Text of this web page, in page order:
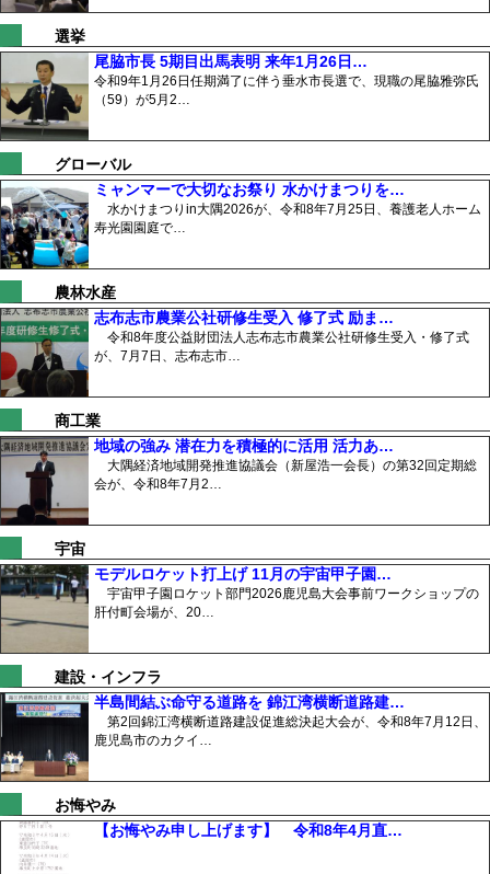
選挙
尾脇市長 5期目出馬表明 来年1月26日…
令和9年1月26日任期満了に伴う垂水市長選で、現職の尾脇雅弥氏
（59）が5月2…
グローバル
ミャンマーで大切なお祭り 水かけまつりを…
水かけまつりin大隅2026が、令和8年7月25日、養護老人ホーム
寿光園園庭で…
農林水産
志布志市農業公社研修生受入 修了式 励ま…
令和8年度公益財団法人志布志市農業公社研修生受入・修了式
が、7月7日、志布志市…
商工業
地域の強み 潜在力を積極的に活用 活力あ…
大隅経済地域開発推進協議会（新屋浩一会長）の第32回定期総
会が、令和8年7月2…
宇宙
モデルロケット打上げ 11月の宇宙甲子園…
宇宙甲子園ロケット部門2026鹿児島大会事前ワークショップの
肝付町会場が、20…
建設・インフラ
半島間結ぶ命守る道路を 錦江湾横断道路建…
第2回錦江湾横断道路建設促進総決起大会が、令和8年7月12日、
鹿児島市のカクイ…
お悔やみ
【お悔やみ申し上げます】 令和8年4月直…